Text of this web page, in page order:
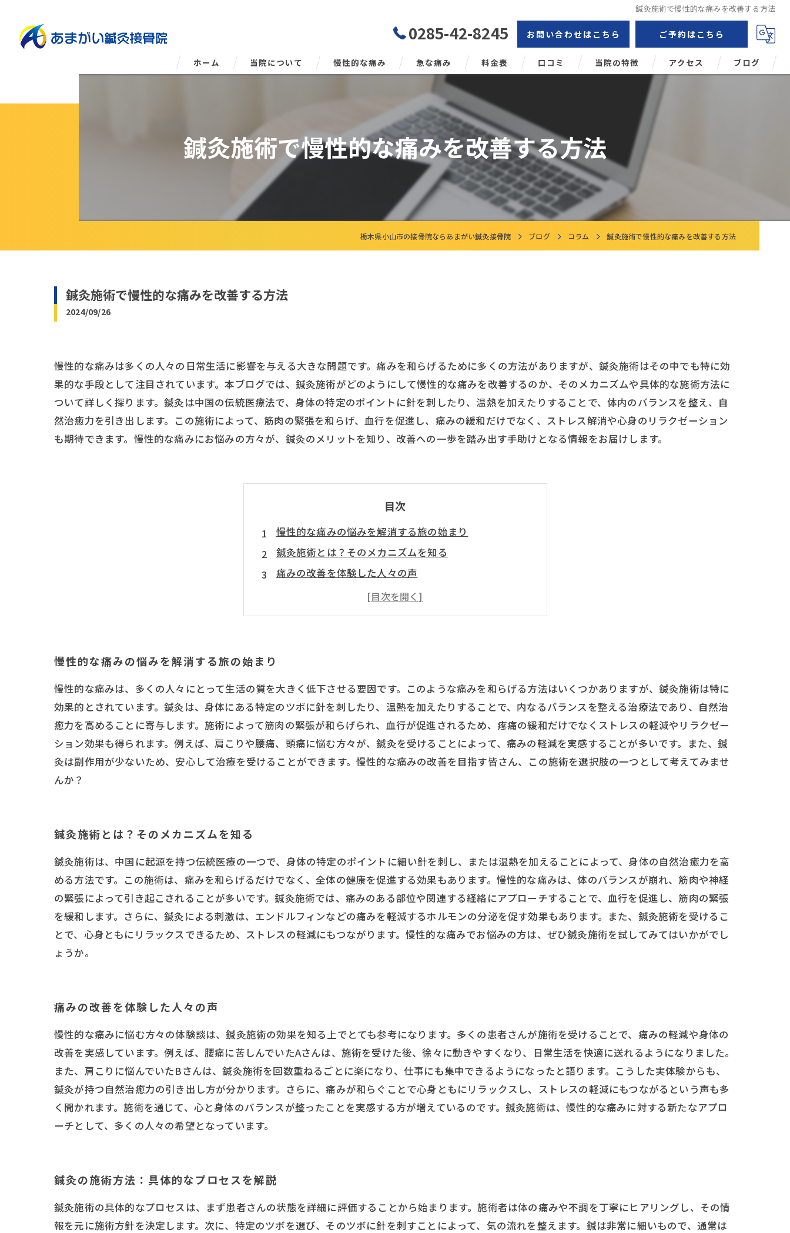
鍼灸施術で慢性的な痛みを改善する方法
0285-42-8245 お問い合わせはこちら ご予約はこちら
ホーム 当院について 慢性的な痛み 急な痛み 料金表 口コミ 当院の特徴
頭痛
腰痛
姿勢矯正
アクセス ブログ
鍼灸施術で慢性的な痛みを改善する方法
栃木県小山市の接骨院ならあまがい鍼灸接骨院 ブログ コラム 鍼灸施術で慢性的な痛みを改善する方法
鍼灸施術で慢性的な痛みを改善する方法
2024/09/26
慢性的な痛みは多くの人々の日常生活に影響を与える大きな問題です。痛みを和らげるために多くの方法がありますが、鍼灸施術はその中でも特に効
果的な手段として注目されています。本ブログでは、鍼灸施術がどのようにして慢性的な痛みを改善するのか、そのメカニズムや具体的な施術方法に
ついて詳しく探ります。鍼灸は中国の伝統医療法で、身体の特定のポイントに針を刺したり、温熱を加えたりすることで、体内のバランスを整え、自
然治癒力を引き出します。この施術によって、筋肉の緊張を和らげ、血行を促進し、痛みの緩和だけでなく、ストレス解消や心身のリラクゼーション
も期待できます。慢性的な痛みにお悩みの方々が、鍼灸のメリットを知り、改善への一歩を踏み出す手助けとなる情報をお届けします。
目次
慢性的な痛みの悩みを解消する旅の始まり
鍼灸施術とは？そのメカニズムを知る
痛みの改善を体験した人々の声
鍼灸の施術方法：具体的なプロセスを解説
自然治癒力を引き出し、心身のバランスを整える
慢性的な痛みの悩みを解消する旅の始まり
慢性的な痛みは、多くの人々にとって生活の質を大きく低下させる要因です。このような痛みを和らげる方法はいくつかありますが、鍼灸施術は特に
効果的とされています。鍼灸は、身体にある特定のツボに針を刺したり、温熱を加えたりすることで、内なるバランスを整える治療法であり、自然治
癒力を高めることに寄与します。施術によって筋肉の緊張が和らげられ、血行が促進されるため、疼痛の緩和だけでなくストレスの軽減やリラクゼー
ション効果も得られます。例えば、肩こりや腰痛、頭痛に悩む方々が、鍼灸を受けることによって、痛みの軽減を実感することが多いです。また、鍼
灸は副作用が少ないため、安心して治療を受けることができます。慢性的な痛みの改善を目指す皆さん、この施術を選択肢の一つとして考えてみませ
んか？
鍼灸施術とは？そのメカニズムを知る
鍼灸施術は、中国に起源を持つ伝統医療の一つで、身体の特定のポイントに細い針を刺し、または温熱を加えることによって、身体の自然治癒力を高
める方法です。この施術は、痛みを和らげるだけでなく、全体の健康を促進する効果もあります。慢性的な痛みは、体のバランスが崩れ、筋肉や神経
の緊張によって引き起こされることが多いです。鍼灸施術では、痛みのある部位や関連する経絡にアプローチすることで、血行を促進し、筋肉の緊張
を緩和します。さらに、鍼灸による刺激は、エンドルフィンなどの痛みを軽減するホルモンの分泌を促す効果もあります。また、鍼灸施術を受けるこ
とで、心身ともにリラックスできるため、ストレスの軽減にもつながります。慢性的な痛みでお悩みの方は、ぜひ鍼灸施術を試してみてはいかがでし
ょうか。
痛みの改善を体験した人々の声
慢性的な痛みに悩む方々の体験談は、鍼灸施術の効果を知る上でとても参考になります。多くの患者さんが施術を受けることで、痛みの軽減や身体の
改善を実感しています。例えば、腰痛に苦しんでいたAさんは、施術を受けた後、徐々に動きやすくなり、日常生活を快適に送れるようになりました。
また、肩こりに悩んでいたBさんは、鍼灸施術を回数重ねるごとに楽になり、仕事にも集中できるようになったと語ります。こうした実体験からも、
鍼灸が持つ自然治癒力の引き出し方が分かります。さらに、痛みが和らぐことで心身ともにリラックスし、ストレスの軽減にもつながるという声も多
く聞かれます。施術を通じて、心と身体のバランスが整ったことを実感する方が増えているのです。鍼灸施術は、慢性的な痛みに対する新たなアプロ
ーチとして、多くの人々の希望となっています。
鍼灸の施術方法：具体的なプロセスを解説
鍼灸施術の具体的なプロセスは、まず患者さんの状態を詳細に評価することから始まります。施術者は体の痛みや不調を丁寧にヒアリングし、その情
報を元に施術方針を決定します。次に、特定のツボを選び、そのツボに針を刺すことによって、気の流れを整えます。鍼は非常に細いもので、通常は